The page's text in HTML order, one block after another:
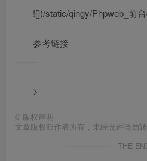
![](/static/qingy/Phpweb_前
参考链接
——–
>
© 版权声明
文章版权归作者所有，未经允许请勿转
THE